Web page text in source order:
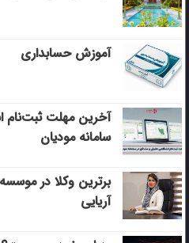
آموزش حسابداری
آخرین مهلت
سامانه مودیان
برترین وکلا در
آریایی